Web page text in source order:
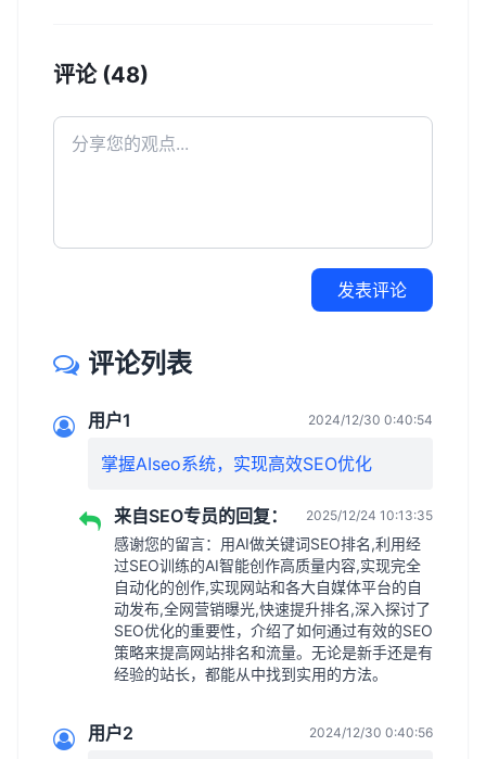
评论 (48)
发表评论
评论列表
用户1 2024/12/30 0:40:54
掌握AIseo系统，实现高效SEO优化
来自SEO专员的回复： 2025/12/24 10:13:35
感谢您的留言：用AI做关键词SEO排名,利用经
过SEO训练的AI智能创作高质量内容,实现完全
自动化的创作,实现网站和各大自媒体平台的自
动发布,全网营销曝光,快速提升排名,深入探讨了
SEO优化的重要性，介绍了如何通过有效的SEO
策略来提高网站排名和流量。无论是新手还是有
经验的站长，都能从中找到实用的方法。
用户2 2024/12/30 0:40:56